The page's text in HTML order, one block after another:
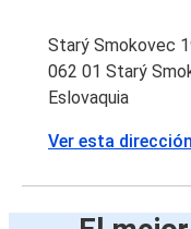
Starý Smokovec
062 01 Starý
Eslovaquia
Ver esta